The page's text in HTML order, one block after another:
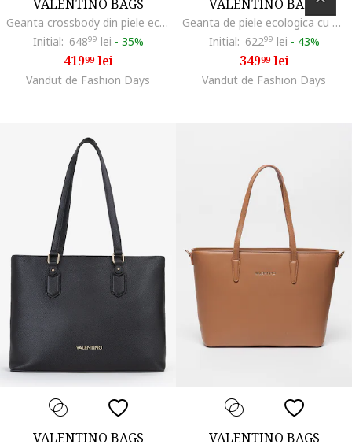
VALENTINO BAGS
Geanta crossbody din piele ecologica cu aspect matlasat Ocarina, Alb murdar
Initial: 64899 lei - 35%
41999lei
Vandut de Fashion Days
VALENTINO BAGS
Geanta de piele ecologica cu maner si bareta aditionala, Bej
Initial: 62299 lei - 43%
34999lei
Vandut de Fashion Days
VALENTINO BAGS VALENTINO BAGS